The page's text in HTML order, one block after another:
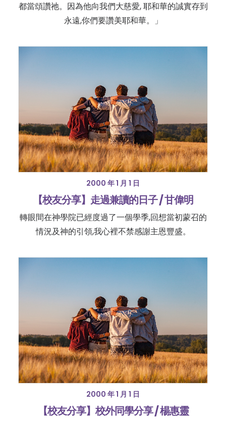
都當頌讚祂。因為他向我們大慈愛, 耶和華的誠實存到
永遠,你們要讚美耶和華。」
2000 年 1 月 1 日
【校友分享】走過兼讀的日子 / 甘偉明
轉眼間在神學院已經度過了一個學季,回想當初蒙召的
情況及神的引領,我心裡不禁感謝主恩豐盛。
2000 年 1 月 1 日
【校友分享】校外同學分享 / 楊惠靈